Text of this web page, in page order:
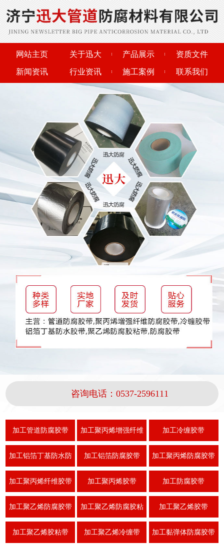
网站主页 关于迅大 产品展示 资质文件
新闻资讯 行业资讯 施工案例 联系我们
咨询电话： 0537-2596111
加工管道防腐胶带 加工聚丙烯增强纤维
防腐胶带
加工冷缠胶带
加工铝箔丁基防水防
腐
加工铝箔防腐胶带 加工聚丙烯防腐胶带
加工聚丙烯纤维胶带 加工聚丙烯胶带 加工防腐胶带
加工聚乙烯防腐胶带 加工聚乙烯防腐胶粘
带
加工聚乙烯胶带
加工聚乙烯胶粘带 加工聚乙烯冷缠带 加工黏弹体防腐胶带